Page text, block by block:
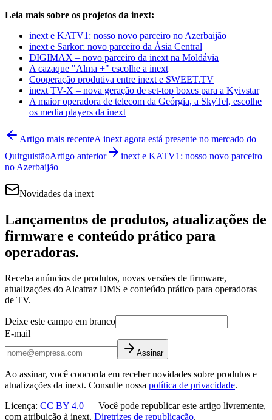
Leia mais sobre os projetos da inext:
inext e KATV1: nosso novo parceiro no Azerbaijão
inext e Sarkor: novo parceiro da Ásia Central
DIGIMAX – novo parceiro da inext na Moldávia
A cazaque "Alma +" escolhe a inext
Cooperação produtiva entre inext e SWEET.TV
inext TV-X – nova geração de set-top boxes para a Kyivstar
A maior operadora de telecom da Geórgia, a SkyTel, escolhe
os media players da inext
Artigo mais recenteA inext agora está presente no mercado do
QuirguistãoArtigo anterior
inext e KATV1: nosso novo parceiro
no Azerbaijão
Novidades da inext
Lançamentos de produtos, atualizações de
firmware e conteúdo prático para
operadoras.
Receba anúncios de produtos, novas versões de firmware,
atualizações do Alcatraz DMS e conteúdo prático para operadoras
de TV.
Deixe este campo em branco
E-mail
Assinar
Ao assinar, você concorda em receber novidades sobre produtos e
atualizações da inext. Consulte nossa política de privacidade.
Licença: CC BY 4.0 — Você pode republicar este artigo livremente,
com atribuição à inext. Diretrizes de republicação.